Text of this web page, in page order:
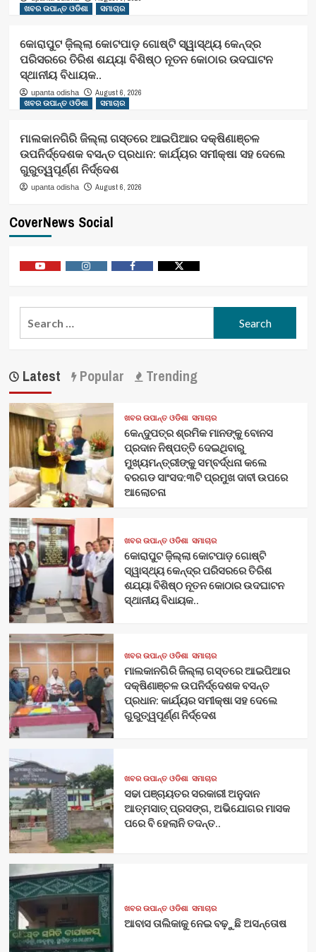
ଖବର ଉପାନ୍ତ ଓଡିଶା
ସମାଚାର
କୋରାପୁଟ ଜ଼ିଲ୍ଲା କୋଟପାଡ଼ ଗୋଷ୍ଟି ସ୍ୱାସ୍ଥ୍ୟ କେନ୍ଦ୍ର
ପରିସରରେ ତିରିଶ ଶଯ୍ୟା ବିଶିଷ୍ଠ ନୂତନ କୋଠାର ଉଦଘାଟନ
ସ୍ଥାନୀୟ ବିଧାୟକ..
upanta odisha
August 6, 2026
ଖବର ଉପାନ୍ତ ଓଡିଶା
ସମାଚାର
ମାଲକାନଗିରି ଜିଲ୍ଲା ଗସ୍ତରେ ଆଇପିଆର ଦକ୍ଷିଣାଞ୍ଚଳ
ଉପନିର୍ଦ୍ଦେଶକ ବସନ୍ତ ପ୍ରଧାନ: କାର୍ଯ୍ୟର ସମୀକ୍ଷା ସହ ଦେଲେ
ଗୁରୁତ୍ୱପୂର୍ଣ୍ଣ ନିର୍ଦ୍ଦେଶ
upanta odisha August 6, 2026
CoverNews Social
Latest Popular Trending
ଖବର ଉପାନ୍ତ ଓଡିଶା ସମାଚାର
କେନ୍ଦୁପତ୍ର ଶ୍ରମିକ ମାନଙ୍କୁ ବୋନସ
ପ୍ରଦାନ ନିଷ୍ପତ୍ତି ଦେଇଥିବାରୁ
ମୁଖ୍ୟମନ୍ତ୍ରୀଙ୍କୁ ସମ୍ବର୍ଦ୍ଧନା କଲେ
ବରଗଡ ସାଂସଦ:୩ଟି ପ୍ରମୁଖ ଦାବୀ ଉପରେ
ଆଲୋଚନା
ଖବର ଉପାନ୍ତ ଓଡିଶା ସମାଚାର
କୋରାପୁଟ ଜ଼ିଲ୍ଲା କୋଟପାଡ଼ ଗୋଷ୍ଟି
ସ୍ୱାସ୍ଥ୍ୟ କେନ୍ଦ୍ର ପରିସରରେ ତିରିଶ
ଶଯ୍ୟା ବିଶିଷ୍ଠ ନୂତନ କୋଠାର ଉଦଘାଟନ
ସ୍ଥାନୀୟ ବିଧାୟକ..
ଖବର ଉପାନ୍ତ ଓଡିଶା ସମାଚାର
ମାଲକାନଗିରି ଜିଲ୍ଲା ଗସ୍ତରେ ଆଇପିଆର
ଦକ୍ଷିଣାଞ୍ଚଳ ଉପନିର୍ଦ୍ଦେଶକ ବସନ୍ତ
ପ୍ରଧାନ: କାର୍ଯ୍ୟର ସମୀକ୍ଷା ସହ ଦେଲେ
ଗୁରୁତ୍ୱପୂର୍ଣ୍ଣ ନିର୍ଦ୍ଦେଶ
ଖବର ଉପାନ୍ତ ଓଡିଶା ସମାଚାର
ସଢା ପଞ୍ଚାୟତର ସରକାରୀ ଅନୁଦାନ
ଆତ୍ମସାତ୍ ପ୍ରସଙ୍ଗ, ଅଭିଯୋଗର ମାସକ
ପରେ ବି ହେଲାନି ତଦନ୍ତ..
ଖବର ଉପାନ୍ତ ଓଡିଶା ସମାଚାର
ଆବାସ ତାଲିକାକୁ ନେଇ ବଢ଼ୁଛି ଅସନ୍ତୋଷ